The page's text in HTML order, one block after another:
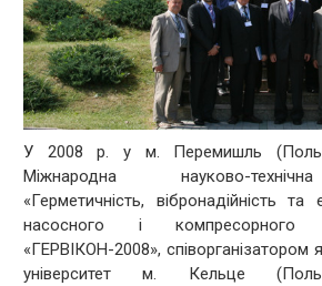
У 2008 р. у м. Перемишль
Міжнародна науково-
«Герметичність, вібронадійність та
насосного і компресорного
«ГЕРВІКОН-2008», співорганізатором
університет м. Кельце